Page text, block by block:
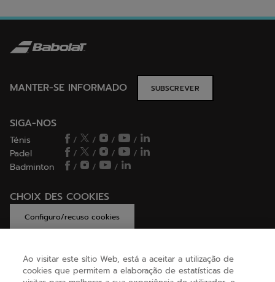
MANTER-SE INFORMADO SUBSCREVER
SIGA-NOS
Ténis / / /
/
Padel
/ / /
/
Badminton
/ / /
CHOIX DES COOKIES
Configuro/recuso cookies
AJUDA
Ao visitar este sítio Web, está a aceitar a utilização de
cookies que permitem a elaboração de estatísticas de